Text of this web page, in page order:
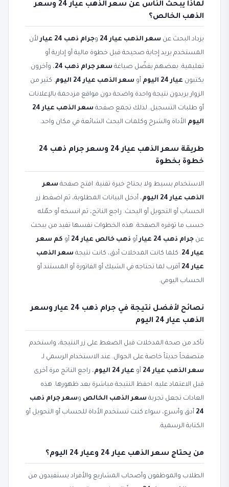
لماذا يبحث الناس عن سعر الذهب عيار 24 وسعر
الذهب الخالص؟
يزداد البحث عن سعر الذهب عيار 24 وجرام ذهب 24 عيار
لأن
المستخدم يريد إجابة صحيحة قبل خطوة مالية أو إدارية أو
تعليمية. بعضهم يفضّل صياغة سعر جرام ذهب 24
، وآخرون
يكتبون عيار 24 اليوم أو سعر الذهب عيار 24 اليوم
. كثير من
الزوار يريدون نتيجة واحدة واضحة دون مواقع مزدحمة بالإعلانات
أو طلبات التسجيل. لذلك تجمع صفحة
سعر الذهب عيار 24
اليوم الأداة والشرح وكلمات البحث الشائعة في مكان واحد.
طريقة سعر الذهب عيار 24 وسعر جرام ذهب 24
خطوة بخطوة
الاستخدام بسيط ولا يحتاج خبرة تقنية. افتح صفحة سعر
الذهب عيار 24 اليوم
، أدخل البيانات المطلوبة، ثم اضغط زر
الحساب أو التحويل أو البحث. راجع الناتج، ثم انسخه أو حمّله
حسب ما توفره الصفحة. هذه الخطوات نفسها تفيد من يبحث
عن جرام ذهب 24 عيار أو ذهب خالص عيار 24 أو كم سعر
عيار 24
. كلما كانت المدخلات أدق، كانت نتيجة سعر الذهب
عيار 24
أقرب لما تحتاجه في الشيك أو الفاتورة أو المستند أو
الحساب اليومي.
نصائح لأفضل نتيجة في جرام ذهب 24 عيار وسعر
الذهب عيار 24 اليوم
تأكد من صحة المدخلات قبل الضغط على زر النتيجة، واستخدم
متصفحاً حديثاً خاصة على الجوال. عند الاستخدام الرسمي لـ
سعر الذهب عيار 24
أو عيار 24 اليوم
، راجع الناتج مرة أخرى
قبل الاعتماد عليه. احفظ النتيجة مباشرة بعد ظهورها. هذه
العادات تجعل تجربة سعر الذهب الخالص وسعر جرام ذهب
24 أدق وأسرع، سواء كنت تستخدم الأداة للحساب أو التحويل أو
الكتابة الرسمية.
من يحتاج سعر الذهب عيار 24 وعيار 24 اليوم؟
الطلاب والموظفون وأصحاب المشاريع والأفراد يستفيدون من